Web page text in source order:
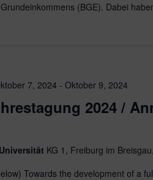
(BGE). Dabei
7, 2024 -Oktober 9, 2024
2024 /
KG 1, Freiburg im
Towards the development of a